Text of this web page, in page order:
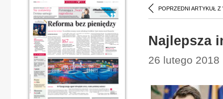
POPRZEDNI ARTYKUŁ Z
Najlepsza
26 lutego